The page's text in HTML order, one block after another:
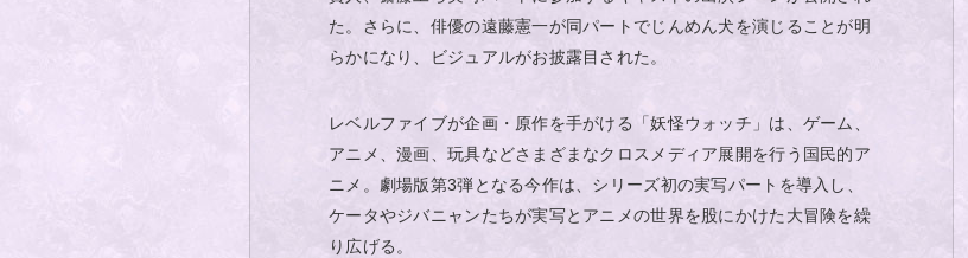
た。さらに、俳優の遠藤憲一が同パートでじんめん犬を演じることが明
らかになり、ビジュアルがお披露目された。
レベルファイブが企画・原作を手がける「妖怪ウォッチ」は、ゲーム、
アニメ、漫画、玩具などさまざまなクロスメディア展開を行う国民的ア
ニメ。劇場版第3弾となる今作は、シリーズ初の実写パートを導入し、
ケータやジバニャンたちが実写とアニメの世界を股にかけた大冒険を繰
り広げる。